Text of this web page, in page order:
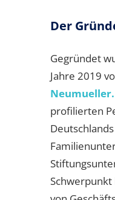
Der
Gegründet
Jahre 2019
Neumueller.
profilierten